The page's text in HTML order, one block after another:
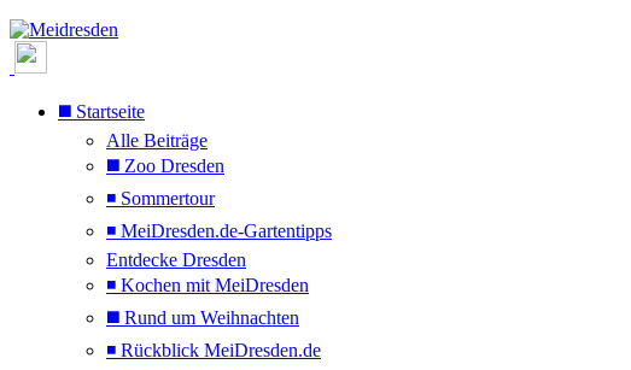
◼️ Startseite
Alle Beiträge
◼️ Zoo Dresden
◾ Sommertour
◾ MeiDresden.de-Gartentipps
Entdecke Dresden
◾ Kochen mit MeiDresden
◼️ Rund um Weihnachten
◾ Rückblick MeiDresden.de